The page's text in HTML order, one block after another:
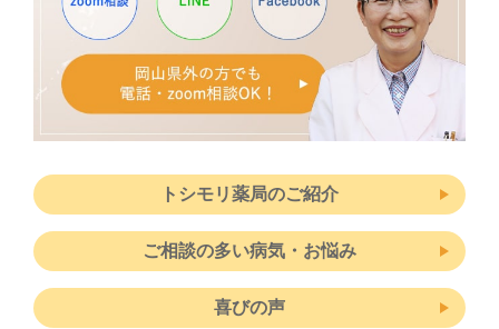
トシモリ薬局のご紹介
ご相談の多い病気・お悩み
喜びの声